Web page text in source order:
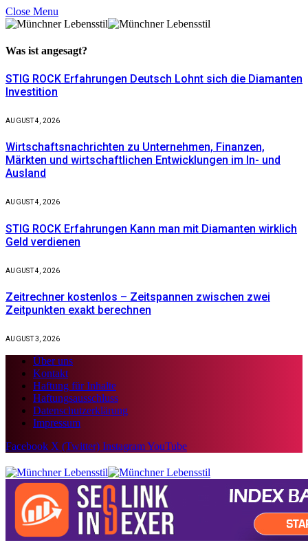
Close Menu
Was ist angesagt?
STIG ROCK Erfahrungen Deutsch Lohnt sich die Diamanten
Investition
AUGUST 4, 2026
Wirtschaftsnachrichten zu Unternehmen, Finanzen,
Märkten und wirtschaftlichen Entwicklungen im In- und
Ausland
AUGUST 4, 2026
STIG ROCK Erfahrungen Kann man mit Diamanten wirklich
Geld verdienen
AUGUST 4, 2026
Zeitrechner kostenlos – Zeitspannen zwischen zwei
Zeitpunkten exakt berechnen
AUGUST 3, 2026
Über uns
Kontakt
Haftung für Inhalte
Haftungsausschluss
Datenschutzerklärung
Impressum
Facebook X (Twitter) InstagramYouTube